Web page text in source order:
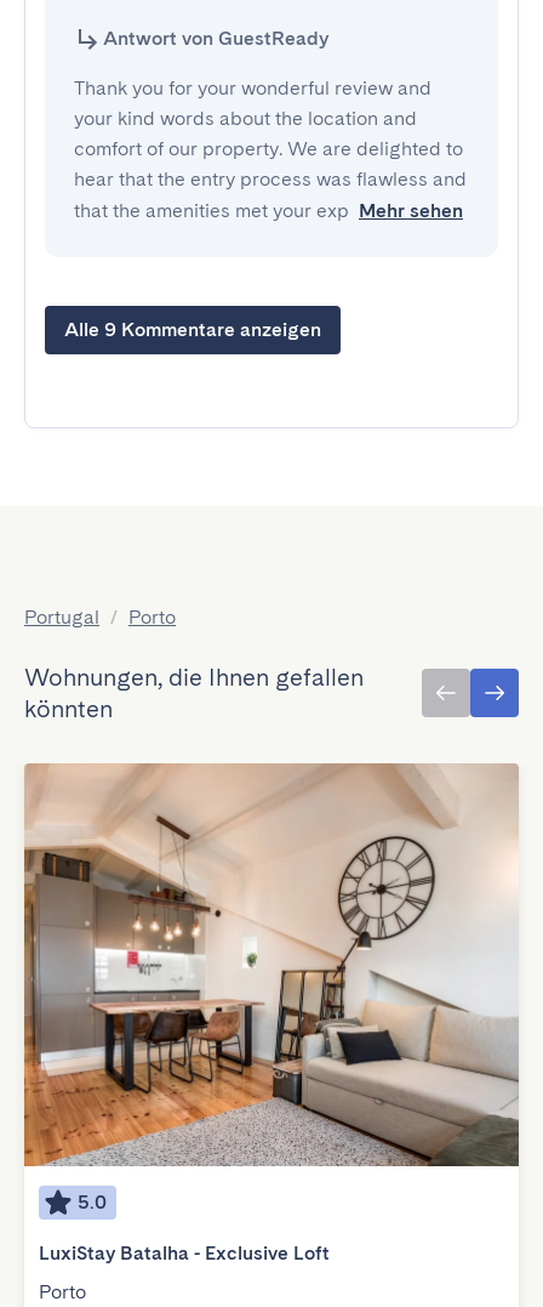
Antwort von GuestReady
Thank you for your wonderful review and
your kind words about the location and
comfort of our property. We are delighted to
hear that the entry process was flawless and
that the amenities met your exp Mehr sehen
Alle 9 Kommentare anzeigen
Portugal / Porto
Wohnungen, die Ihnen gefallen
könnten
5.0
LuxiStay Batalha - Exclusive Loft
Porto